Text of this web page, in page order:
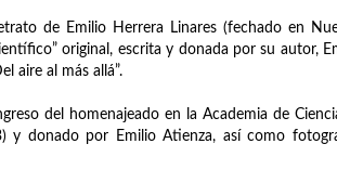
de Emilio Herrera Linares (fechado en
original, escrita y donada por su autor,
aire al más allá”.
del homenajeado en la Academia de
donado por Emilio Atienza, así como